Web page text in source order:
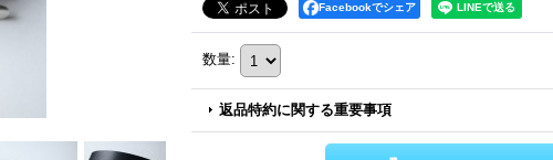
Facebookでシェア
数量:
返品特約に関する重要事項